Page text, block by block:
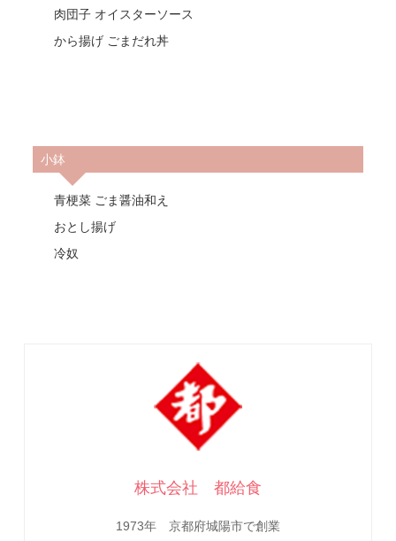
肉団子 オイスターソース
から揚げ ごまだれ丼
小鉢
青梗菜 ごま醤油和え
おとし揚げ
冷奴
株式会社 都給食
1973年 京都府城陽市で創業